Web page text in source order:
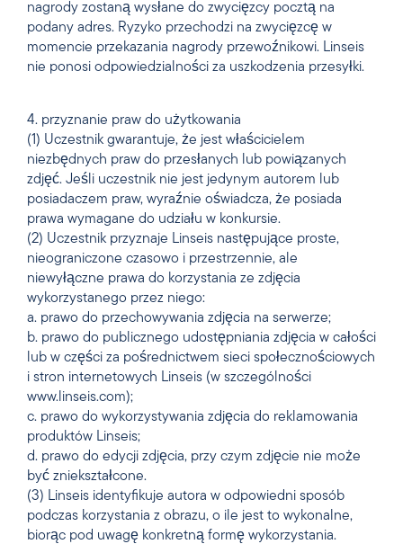
nagrody zostaną wysłane do zwycięzcy pocztą na
podany adres. Ryzyko przechodzi na zwycięzcę w
momencie przekazania nagrody przewoźnikowi. Linseis
nie ponosi odpowiedzialności za uszkodzenia przesyłki.
4. przyznanie praw do użytkowania
(1) Uczestnik gwarantuje, że jest właścicielem
niezbędnych praw do przesłanych lub powiązanych
zdjęć. Jeśli uczestnik nie jest jedynym autorem lub
posiadaczem praw, wyraźnie oświadcza, że posiada
prawa wymagane do udziału w konkursie.
(2) Uczestnik przyznaje Linseis następujące proste,
nieograniczone czasowo i przestrzennie, ale
niewyłączne prawa do korzystania ze zdjęcia
wykorzystanego przez niego:
a. prawo do przechowywania zdjęcia na serwerze;
b. prawo do publicznego udostępniania zdjęcia w całości
lub w części za pośrednictwem sieci społecznościowych
i stron internetowych Linseis (w szczególności
www.linseis.com);
c. prawo do wykorzystywania zdjęcia do reklamowania
produktów Linseis;
d. prawo do edycji zdjęcia, przy czym zdjęcie nie może
być zniekształcone.
(3) Linseis identyfikuje autora w odpowiedni sposób
podczas korzystania z obrazu, o ile jest to wykonalne,
biorąc pod uwagę konkretną formę wykorzystania.